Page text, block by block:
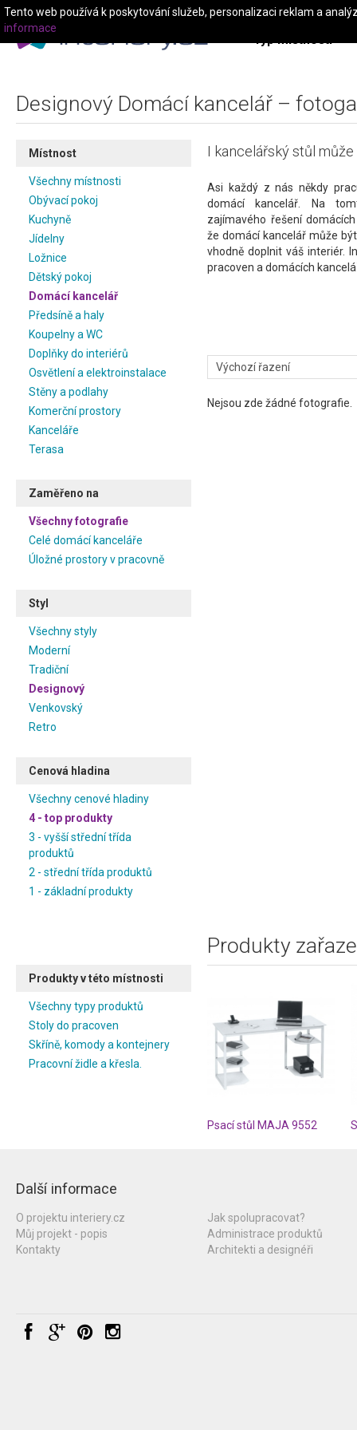
Typ místnosti
Designový Domácí kancelář –
Místnost
Všechny místnosti
Obývací pokoj
Kuchyně
Jídelny
Ložnice
Dětský pokoj
Domácí kancelář
Předsíně a haly
Koupelny a WC
Doplňky do interiérů
Osvětlení a elektroinstalace
Stěny a podlahy
Komerční prostory
Kanceláře
Terasa
Zaměřeno na
Všechny fotografie
Celé domácí kanceláře
Úložné prostory v pracovně
Styl
Všechny styly
Moderní
Tradiční
Designový
Venkovský
Retro
Cenová hladina
Všechny cenové hladiny
4 - top produkty
3 - vyšší střední třída
produktů
2 - střední třída produktů
1 - základní produkty
I kancelářský stůl
Asi každý z nás někdy
domácí kancelář. Na
zajímavého řešení
že domácí kancelář může
vhodně doplnit váš interiér.
pracoven a domácích
Nejsou zde žádné fotografie.
Produkty v této místnosti
Všechny typy produktů
Stoly do pracoven
Skříně, komody a kontejnery
Pracovní židle a křesla.
Produkty
Psací stůl MAJA 9552
Další informace
O projektu interiery.cz
Můj projekt - popis
Kontakty
Jak spolupracovat?
Administrace produktů
Architekti a designéři
Tento web používá k poskytování služeb, personalizaci reklam a
informace